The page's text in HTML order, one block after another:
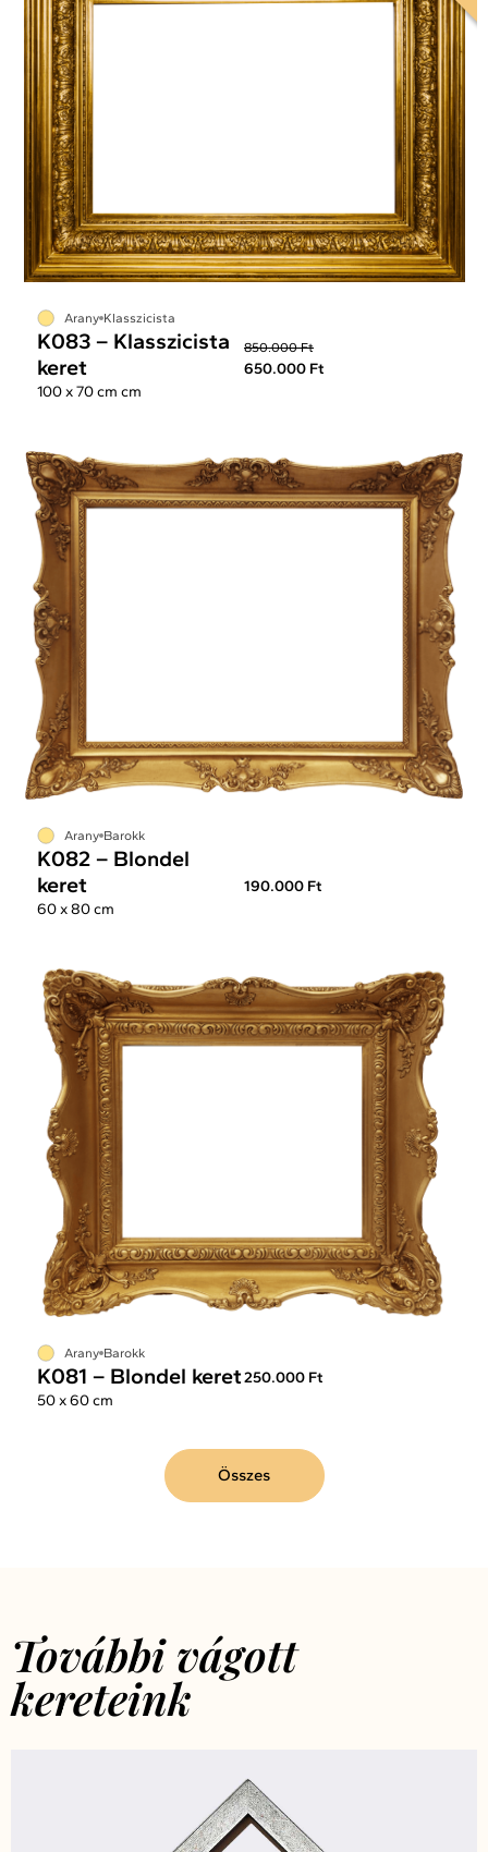
Arany Klasszicista
K083 – Klasszicista
keret
850.000 Ft
650.000 Ft
100 x 70 cm cm
Arany Barokk
K082 – Blondel
keret
190.000 Ft
60 x 80 cm
Arany Barokk
K081 – Blondel keret250.000 Ft
50 x 60 cm
Összes
További vágott
kereteink